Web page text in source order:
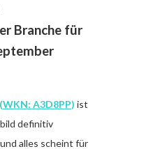
Branche für
(WKN: A3D8PP) ist
definitiv
alles scheint für